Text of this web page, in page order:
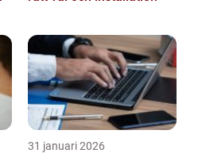
31 januari 2026